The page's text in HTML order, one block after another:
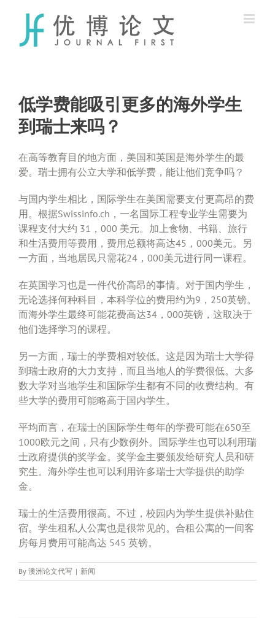
content
低学费能吸引更多的海外学生
到瑞士来吗？
在高等教育目的地方面，美国和英国是海外学生的最
爱。瑞士拥有公立大学和低学费，能让他们竞争吗？
与国内学生相比，国际学生在美国需要支付更高昂的费
用。根据Swissinfo.ch，一名国际工程专业学生需要为
课程支付大约 31，000 美元。加上食物、书籍、旅行
和生活费用等费用，费用总额将高达45，000美元。另
一方面，当地居民只需花24，000美元进行同一课程。
在英国学习也是一件代价高昂的事情。对于国内学生，
无论选择何种科目，本科学位的费用约为9，250英镑。
而海外学生最终可能花费高达34，000英镑，这取决于
他们选择学习的课程。
另一方面，瑞士的学费相对较低。这是因为瑞士大学得
到瑞士政府的大力支持，而且当地人的学费很低。大多
数大学对当地学生和国际学生都有不同的收费结构。有
些大学的费用可能略高于国内学生。
平均而言，在瑞士的国际学生每年的学费可能在650至
1000欧元之间，只有少数例外。国际学生也可以利用瑞
士政府提供的奖学金。奖学金主要颁发给研究人员和研
究生。海外学生也可以利用许多瑞士大学提供的助学
金。
瑞士的生活费用很高。不过，校园内为学生提供补贴住
宿。学生租私人公寓也是很常见的。合租公寓的一间客
房每月费用可能高达 545 英镑。
By 澳洲论文代写 | 新闻